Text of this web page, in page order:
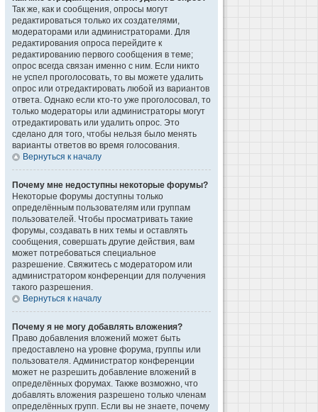
Так же, как и сообщения, опросы могут
редактироваться только их создателями,
модераторами или администраторами. Для
редактирования опроса перейдите к
редактированию первого сообщения в теме;
опрос всегда связан именно с ним. Если никто
не успел проголосовать, то вы можете удалить
опрос или отредактировать любой из вариантов
ответа. Однако если кто-то уже проголосовал, то
только модераторы или администраторы могут
отредактировать или удалить опрос. Это
сделано для того, чтобы нельзя было менять
варианты ответов во время голосования.
Вернуться к началу
Почему мне недоступны некоторые форумы?
Некоторые форумы доступны только
определённым пользователям или группам
пользователей. Чтобы просматривать такие
форумы, создавать в них темы и оставлять
сообщения, совершать другие действия, вам
может потребоваться специальное
разрешение. Свяжитесь с модератором или
администратором конференции для получения
такого разрешения.
Вернуться к началу
Почему я не могу добавлять вложения?
Право добавления вложений может быть
предоставлено на уровне форума, группы или
пользователя. Администратор конференции
может не разрешить добавление вложений в
определённых форумах. Также возможно, что
добавлять вложения разрешено только членам
определённых групп. Если вы не знаете, почему